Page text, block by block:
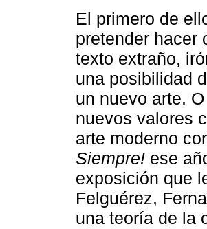
El primero de
pretender hacer
texto extraño,
una posibilidad
un nuevo arte.
nuevos valores
arte moderno
Siempre! ese
exposición que
Felguérez,
una teoría de la